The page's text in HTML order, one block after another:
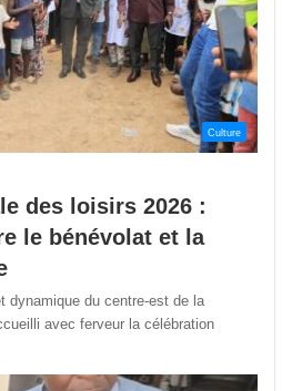
Culture
des loisirs 2026 :
le bénévolat et la
dynamique du centre-est de la
avec ferveur la célébration